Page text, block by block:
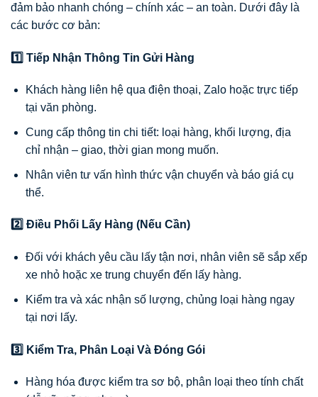
đảm bảo nhanh chóng – chính xác – an toàn. Dưới đây là
các bước cơ bản:
1️⃣ Tiếp Nhận Thông Tin Gửi Hàng
Khách hàng liên hệ qua điện thoại, Zalo hoặc trực tiếp
tại văn phòng.
Cung cấp thông tin chi tiết: loại hàng, khối lượng, địa
chỉ nhận – giao, thời gian mong muốn.
Nhân viên tư vấn hình thức vận chuyển và báo giá cụ
thể.
2️⃣ Điều Phối Lấy Hàng (Nếu Cần)
Đối với khách yêu cầu lấy tận nơi, nhân viên sẽ sắp xếp
xe nhỏ hoặc xe trung chuyển đến lấy hàng.
Kiểm tra và xác nhận số lượng, chủng loại hàng ngay
tại nơi lấy.
3️⃣ Kiểm Tra, Phân Loại Và Đóng Gói
Hàng hóa được kiểm tra sơ bộ, phân loại theo tính chất